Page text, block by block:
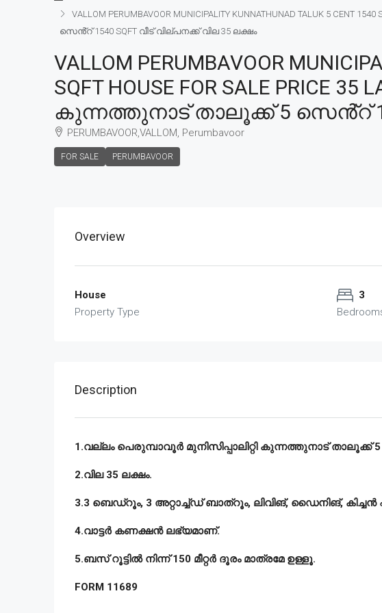
VALLOM PERUMBAVOOR MUNICIPALITY KUNNATHUNAD TALUK 5
സെൻ്റ് 1540 SQFT വീട് വില്പനക്ക് വില 35 ലക്ഷം
VALLOM PERUMBAVOOR
SQFT HOUSE FOR SALE PRICE
കുന്നത്തുനാട് താലൂക്ക് 5 സെൻ്റ്
PERUMBAVOOR,VALLOM, Perumbavoor
FOR SALE PERUMBAVOOR
Overview
House
Property Type
3
Description
1.വല്ലം പെരുമ്പാവൂർ മുനിസിപ്പാലിറ്റി കുന്നത്തുനാട് താലൂക്ക് 5
2.വില 35 ലക്ഷം.
3.3 ബെഡ്റൂം, 3 അറ്റാച്ച്ഡ് ബാത്റൂം, ലിവിങ്, ഡൈനിങ്,
4.വാട്ടർ കണക്ഷൻ ലഭ്യമാണ്.
5.ബസ് റൂട്ടിൽ നിന്ന് 150 മീറ്റർ ദൂരം മാത്രമേ ഉള്ളൂ.
FORM 11689